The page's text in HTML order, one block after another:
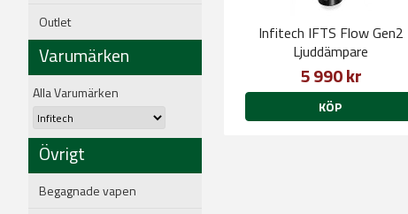
Outlet
Varumärken
Alla Varumärken
Övrigt
Begagnade vapen
Infitech IFTS Flow Gen2
Ljuddämpare
5 990 kr
KÖP